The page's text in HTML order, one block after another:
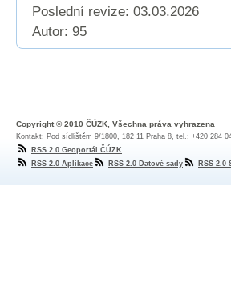
Poslední revize: 03.03.2026
Autor: 95
Copyright © 2010 ČÚZK, Všechna práva vyhrazena
Kontakt: Pod sídlištěm 9/1800, 182 11 Praha 8, tel.: +420 284
RSS 2.0 Geoportál ČÚZK
RSS 2.0 Aplikace
RSS 2.0 Datové sady RSS 2.0